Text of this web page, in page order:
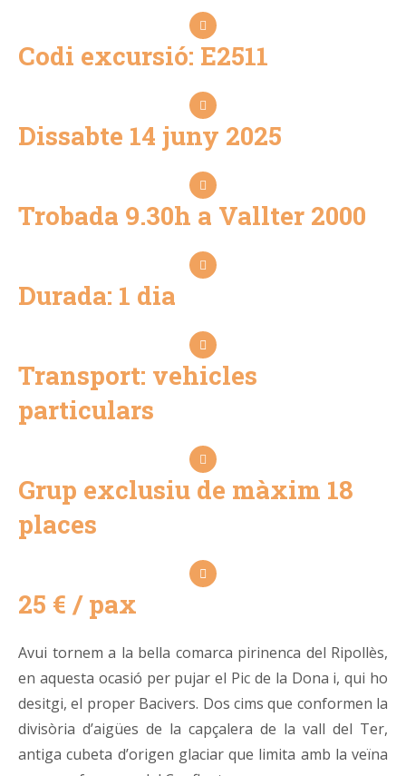
Codi excursió: E2511
Dissabte 14 juny 2025
Trobada 9.30h a Vallter 2000
Durada: 1 dia
Transport: vehicles
particulars
Grup exclusiu de màxim 18
places
25 € / pax
Avui tornem a la bella comarca pirinenca del Ripollès,
en aquesta ocasió per pujar el Pic de la Dona i, qui ho
desitgi, el proper Bacivers. Dos cims que conformen la
divisòria d’aigües de la capçalera de la vall del Ter,
antiga cubeta d’origen glaciar que limita amb la veïna